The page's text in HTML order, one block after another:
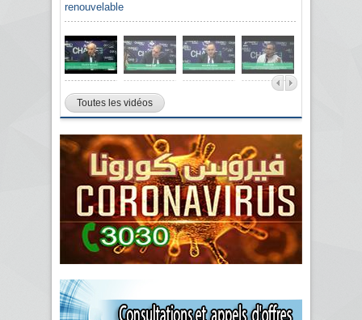
renouvelable
Toutes les vidéos